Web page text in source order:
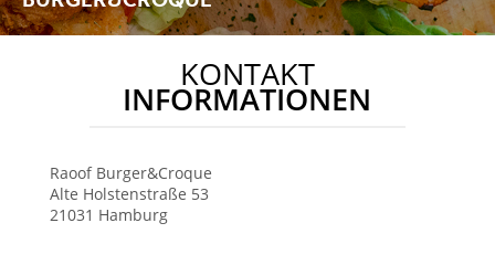
KONTAKT
INFORMATIONEN
Raoof Burger&Croque
Alte Holstenstraße 53
21031 Hamburg